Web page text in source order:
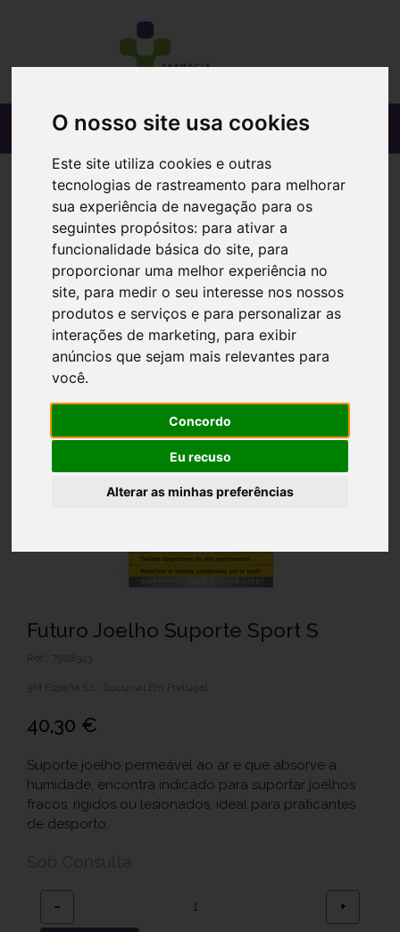
O nosso site usa cookies
Este site utiliza cookies e outras
tecnologias de rastreamento para melhorar
sua experiência de navegação para os
seguintes propósitos: para ativar a
funcionalidade básica do site, para
proporcionar uma melhor experiência no
site, para medir o seu interesse nos nossos
produtos e serviços e para personalizar as
interações de marketing, para exibir
anúncios que sejam mais relevantes para
você.
Concordo
Eu recuso
Alterar as minhas preferências
Futuro Joelho Suporte Sport S
Ref.: 7908343
3M España S.L. Sucursal Em Portugal
40,30 €
Suporte joelho permeável ao ar e que absorve a
humidade, encontra indicado para suportar joelhos
fracos, rígidos ou lesionados, ideal para praticantes
de desporto.
− +